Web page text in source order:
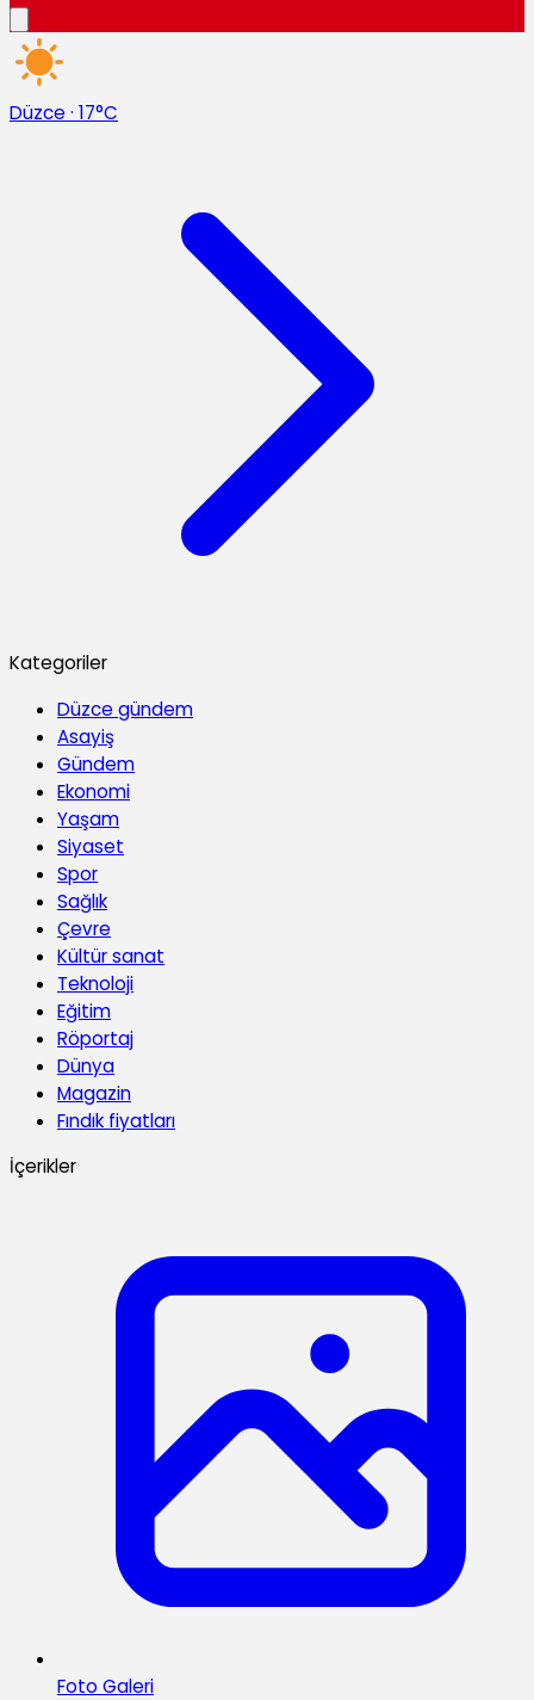
Düzce · 17°C
Kategoriler
Düzce gündem
Asayiş
Gündem
Ekonomi
Yaşam
Siyaset
Spor
Sağlık
Çevre
Kültür sanat
Teknoloji
Eğitim
Röportaj
Dünya
Magazin
Fındık fiyatları
İçerikler
Foto Galeri